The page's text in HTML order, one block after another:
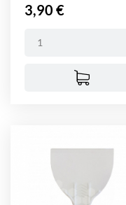
Prix
3,90 €